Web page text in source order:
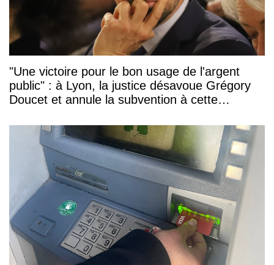
"Une victoire pour le bon usage de l'argent
public" : à Lyon, la justice désavoue Grégory
Doucet et annule la subvention à cette